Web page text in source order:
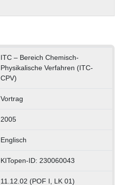
ITC – Bereich Chemisch-
Physikalische Verfahren (ITC-
CPV)
Vortrag
2005
Englisch
KITopen-ID: 230060043
11.12.02 (POF I, LK 01)